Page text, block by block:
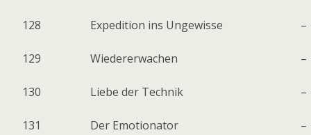
128 Expedition ins Ungewisse –
129 Wiedererwachen –
130 Liebe der Technik –
131 Der Emotionator –